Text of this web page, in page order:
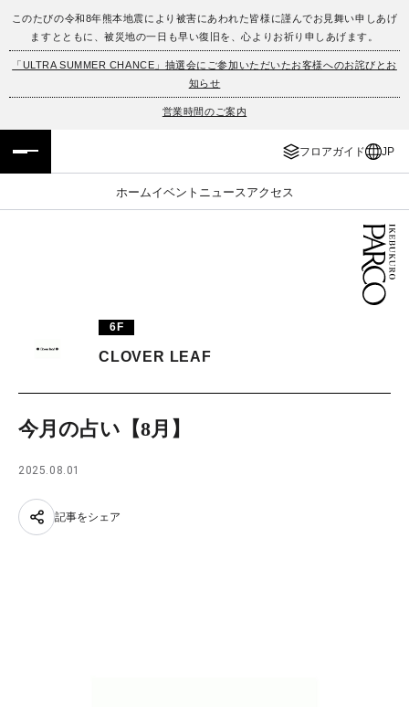
このたびの令和8年熊本地震により被害にあわれた皆様に謹んでお見舞い申しあげ
ますとともに、被災地の一日も早い復旧を、心よりお祈り申しあげます。
「ULTRA SUMMER CHANCE」抽選会にご参加いただいたお客様へのお詫びとお
知らせ
営業時間のご案内
フロアガイド JP
ホームイベント ニュース アクセス
フロアガイド
施設案内・アクセス
PARCOメンバーズ
ENGLISH
繁体字
6F
CLOVER LEAF
今月の占い【8月】
2025.08.01
記事をシェア